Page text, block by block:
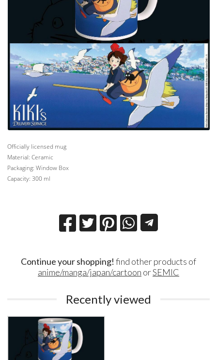
Officially licensed mug
Material: Ceramic
Packaging: Window Box
Capacity: 300 ml
Continue your shopping! find other products of
anime/manga/japan/cartoon orSEMIC
Recently viewed